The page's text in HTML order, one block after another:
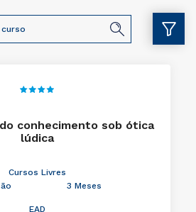
conhecimento sob ótica
lúdica
Cursos Livres
3 Meses
EAD